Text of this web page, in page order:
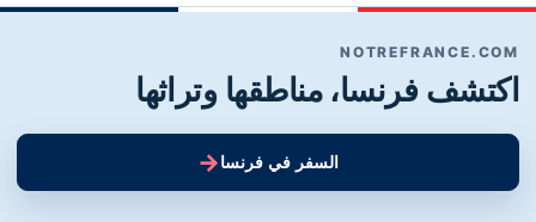
NOTREFRANCE.COM
اكتشف فرنسا، مناطقها وتراثها
السفر في فرنسا→